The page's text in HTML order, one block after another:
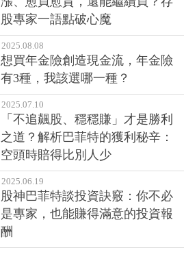
股專家一語點破心魔
2025.08.08
想買年金險創造現金流，年金險
有3種，我該選哪一種？
2025.07.10
「不追飆股、穩穩賺」才是勝利
之道？解析巴菲特的獲利秘辛：
空頭時賠得比別人少
2025.06.19
股神巴菲特談投資訣竅：你不必
是專家，也能賺得滿意的投資報
酬